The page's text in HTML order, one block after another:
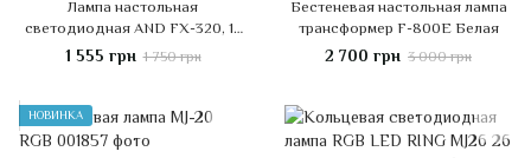
Лампа настольная
светодиодная AND FX-320, 15
Вт, Черная
1 555 грн 1 750 грн
Бестеневая настольная лампа
трансформер F-800E Белая
2 700 грн 3 000 грн
НОВИНКА